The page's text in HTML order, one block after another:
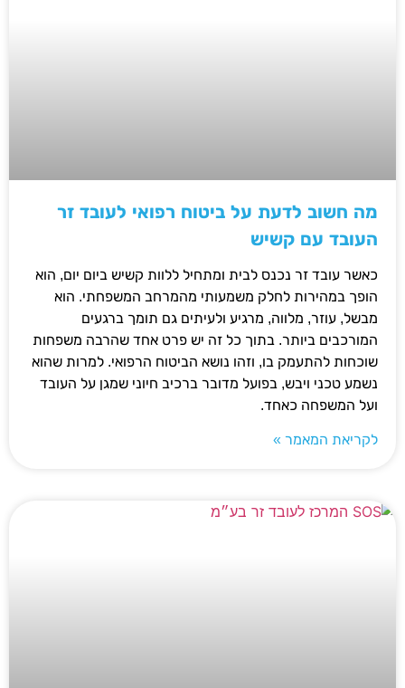
מה חשוב לדעת על ביטוח רפואי לעובד זר
העובד עם קשיש
כאשר עובד זר נכנס לבית ומתחיל ללוות קשיש ביום יום, הוא
הופך במהירות לחלק משמעותי מהמרחב המשפחתי. הוא
מבשל, עוזר, מלווה, מרגיע ולעיתים גם תומך ברגעים
המורכבים ביותר. בתוך כל זה יש פרט אחד שהרבה משפחות
שוכחות להתעמק בו, וזהו נושא הביטוח הרפואי. למרות שהוא
נשמע טכני ויבש, בפועל מדובר ברכיב חיוני שמגן על העובד
ועל המשפחה כאחד.
לקריאת המאמר »